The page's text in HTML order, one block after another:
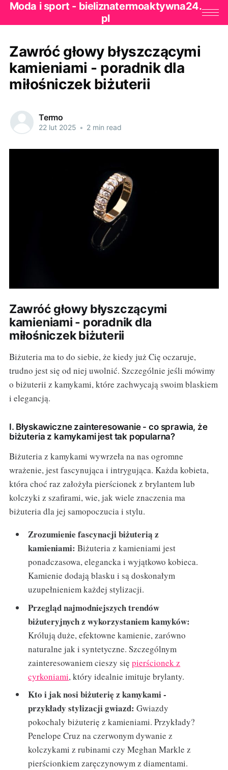
Moda i sport - bieliznatermoaktywna24.
pl
Zawróć głowy błyszczącymi
kamieniami - poradnik dla
miłośniczek biżuterii
Termo
22 lut 2025 • 2 min read
Zawróć głowy błyszczącymi
kamieniami - poradnik dla
miłośniczek biżuterii
Biżuteria ma to do siebie, że kiedy już Cię oczaruje,
trudno jest się od niej uwolnić. Szczególnie jeśli mówimy
o biżuterii z kamykami, które zachwycają swoim blaskiem
i elegancją.
I. Błyskawiczne zainteresowanie - co sprawia, że
biżuteria z kamykami jest tak popularna?
Biżuteria z kamykami wywrzeła na nas ogromne
wrażenie, jest fascynująca i intrygująca. Każda kobieta,
która choć raz założyła pierścionek z brylantem lub
kolczyki z szafirami, wie, jak wiele znaczenia ma
biżuteria dla jej samopoczucia i stylu.
Zrozumienie fascynacji biżuterią z
kamieniami: Biżuteria z kamieniami jest
ponadczasowa, elegancka i wyjątkowo kobieca.
Kamienie dodają blasku i są doskonałym
uzupełnieniem każdej stylizacji.
Przegląd najmodniejszych trendów
biżuteryjnych z wykorzystaniem kamyków:
Królują duże, efektowne kamienie, zarówno
naturalne jak i syntetyczne. Szczególnym
zainteresowaniem cieszy siępierścionek z
cyrkoniami, który idealnie imituje brylanty.
Kto i jak nosi biżuterię z kamykami -
przykłady stylizacji gwiazd: Gwiazdy
pokochaly biżuterię z kamieniami. Przykłady?
Penelope Cruz na czerwonym dywanie z
kolczykami z rubinami czy Meghan Markle z
pierścionkiem zaręczynowym z diamentami.